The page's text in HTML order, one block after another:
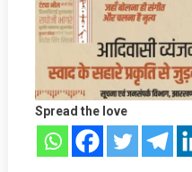
Spread the love